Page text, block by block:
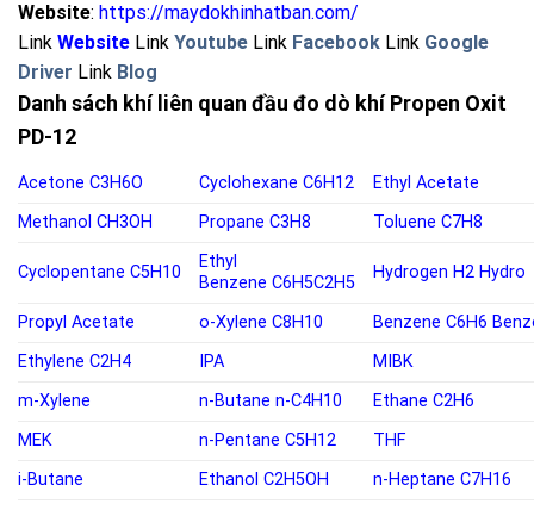
Website: https://maydokhinhatban.com/
Link Website Link Youtube Link Facebook Link Google
Driver Link Blog
Danh sách khí liên quan đầu đo dò khí Propen Oxit
PD-12
Acetone C3H6O Cyclohexane C6H12
Ethyl Acetate
Methanol CH3OH Propane C3H8 Toluene C7H8
Cyclopentane C5H10
Ethyl
Benzene C6H5C2H5
Hydrogen H2 Hydro
Propyl Acetate o-Xylene C8H10 Benzene C6H6
Ethylene C2H4 IPA
MIBK
m-Xylene
n-Butane n-C4H10
Ethane C2H6
MEK
n-Pentane C5H12
THF
i-Butane
Ethanol C2H5OH n-Heptane C7H16